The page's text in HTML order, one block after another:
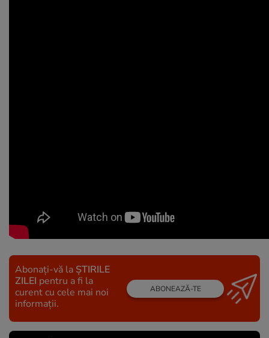
Abonați-vă la ȘTIRILE
ZILEI pentru a fi la
curent cu cele mai noi
informații.
ABONEAZĂ-TE